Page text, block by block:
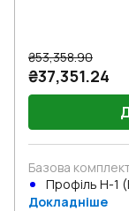
₴53,358.90
₴37,351.24
Базова
Профіль Н-1
Докладніше